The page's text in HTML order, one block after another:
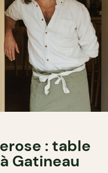
: table
Gatineau